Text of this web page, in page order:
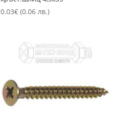
0.03€ (0.06 лв.)